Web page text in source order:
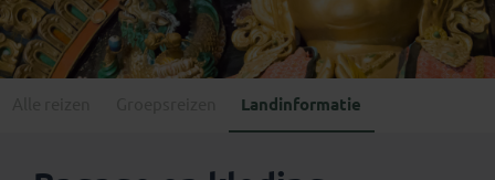
Landinformatie